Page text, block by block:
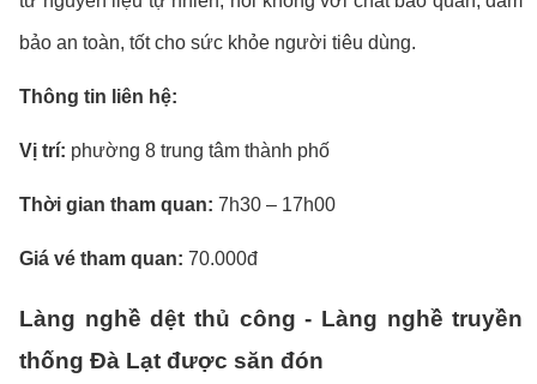
bảo an toàn, tốt cho sức khỏe người tiêu dùng.
Thông tin liên hệ:
Vị trí: phường 8 trung tâm thành phố
Thời gian tham quan:7h30 – 17h00
Giá vé tham quan:70.000đ
Làng nghề dệt thủ công - Làng nghề truyền
thống Đà Lạt được săn đón